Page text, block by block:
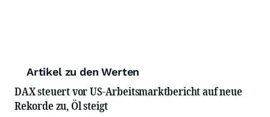
Artikel zu den Werten
DAX steuert vor US-Arbeitsmarktbericht auf neue
Rekorde zu, Öl steigt